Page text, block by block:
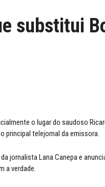
substitui
o lugar do saudoso
o principal telejornal da emissora.
jornalista Lana Canepa e
a verdade.